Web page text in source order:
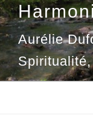
Aurélie